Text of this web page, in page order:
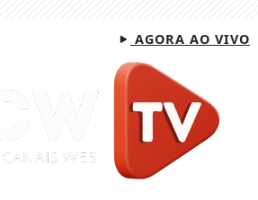
AGORA AO VIVO